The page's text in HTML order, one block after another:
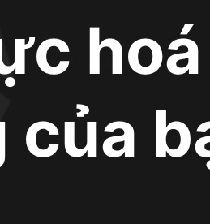
hoá